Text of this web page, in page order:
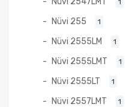
Nüvi 255 1
Nüvi 2555LM 1
Nüvi 2555LMT 1
Nüvi 2555LT 1
Nüvi 2557LMT 1